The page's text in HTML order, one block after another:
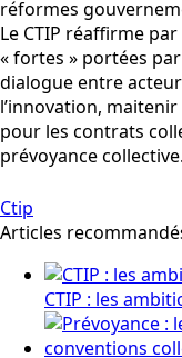
réformes
Le CTIP réaffirme
« fortes » portées
dialogue entre
l’innovation,
pour les contrats
prévoyance collective.
Ctip
Articles
CTIP : les